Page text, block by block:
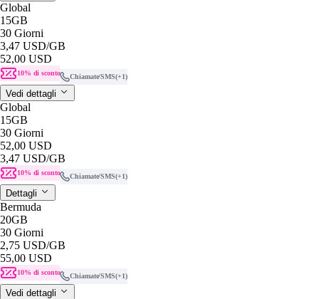
Global
15GB
30 Giorni
3,47 USD/GB
52,00 USD
10% di sconto Chiamate/SMS(+1)
Vedi dettagli
Global
15GB
30 Giorni
52,00 USD
3,47 USD/GB
10% di sconto Chiamate/SMS(+1)
Dettagli
Bermuda
20GB
30 Giorni
2,75 USD/GB
55,00 USD
10% di sconto Chiamate/SMS(+1)
Vedi dettagli